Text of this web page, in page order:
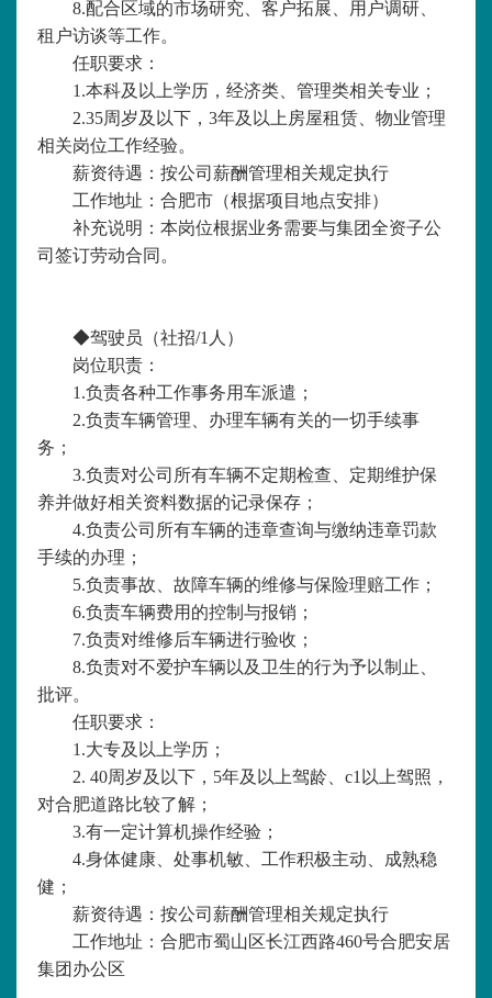
8.配合区域的市场研究、客户拓展、用户调研、
租户访谈等工作。
任职要求：
1.本科及以上学历，经济类、管理类相关专业；
2.35周岁及以下，3年及以上房屋租赁、物业管理
相关岗位工作经验。
薪资待遇：按公司薪酬管理相关规定执行
工作地址：合肥市（根据项目地点安排）
补充说明：本岗位根据业务需要与集团全资子公
司签订劳动合同。
◆驾驶员（社招/1人）
岗位职责：
1.负责各种工作事务用车派遣；
2.负责车辆管理、办理车辆有关的一切手续事
务；
3.负责对公司所有车辆不定期检查、定期维护保
养并做好相关资料数据的记录保存；
4.负责公司所有车辆的违章查询与缴纳违章罚款
手续的办理；
5.负责事故、故障车辆的维修与保险理赔工作；
6.负责车辆费用的控制与报销；
7.负责对维修后车辆进行验收；
8.负责对不爱护车辆以及卫生的行为予以制止、
批评。
任职要求：
1.大专及以上学历；
2. 40周岁及以下，5年及以上驾龄、c1以上驾照，
对合肥道路比较了解；
3.有一定计算机操作经验；
4.身体健康、处事机敏、工作积极主动、成熟稳
健；
薪资待遇：按公司薪酬管理相关规定执行
工作地址：合肥市蜀山区长江西路460号合肥安居
集团办公区